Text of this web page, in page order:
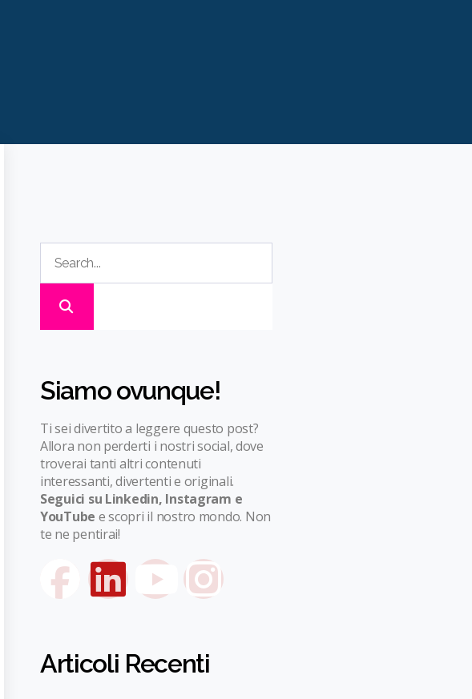
Siamo ovunque!
Ti sei divertito a leggere questo post?
Allora non perderti i nostri social, dove
troverai tanti altri contenuti
interessanti, divertenti e originali.
Seguici su Linkedin, Instagram e
YouTube e scopri il nostro mondo. Non
te ne pentirai!
Articoli Recenti